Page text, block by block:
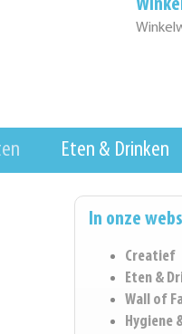
Eten & Drinken
In onze
Creatief
Eten &
Wall of
Hygiene